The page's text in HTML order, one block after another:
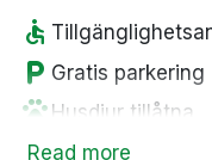
accessible
local_parking Gratis parkering
pets Husdjur tillåtna
Bar
Read more